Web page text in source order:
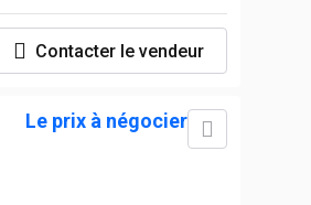
Contacter le vendeur
Le prix à négocier